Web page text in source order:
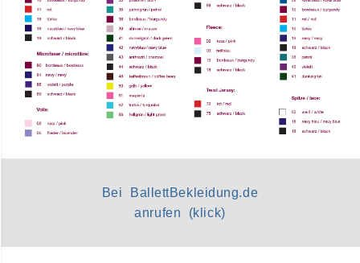
Bei BallettBekleidung.de
anrufen (klick)